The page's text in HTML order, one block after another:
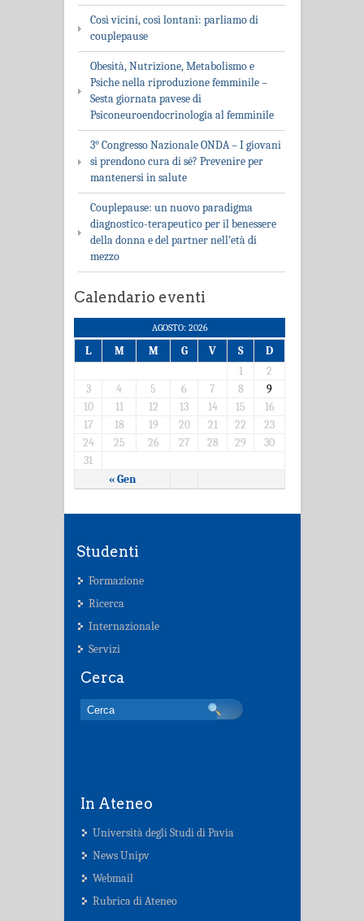
Così vicini, così lontani: parliamo di
couplepause
Obesità, Nutrizione, Metabolismo e
Psiche nella riproduzione femminile –
Sesta giornata pavese di
Psiconeuroendocrinologia al femminile
3° Congresso Nazionale ONDA – I giovani
si prendono cura di sé? Prevenire per
mantenersi in salute
Couplepause: un nuovo paradigma
diagnostico-terapeutico per il benessere
della donna e del partner nell’età di
mezzo
Calendario eventi
AGOSTO: 2026
L M M G V S D
« Gen
1
2
3
4 5 6 7 8
9
10
11 12 13 14 15
16
17
18 19 20 21 22
23
24
25 26 27 28 29
30
31
Studenti
Formazione
Ricerca
Internazionale
Servizi
Cerca
In Ateneo
Università degli Studi di Pavia
News Unipv
Webmail
Rubrica di Ateneo